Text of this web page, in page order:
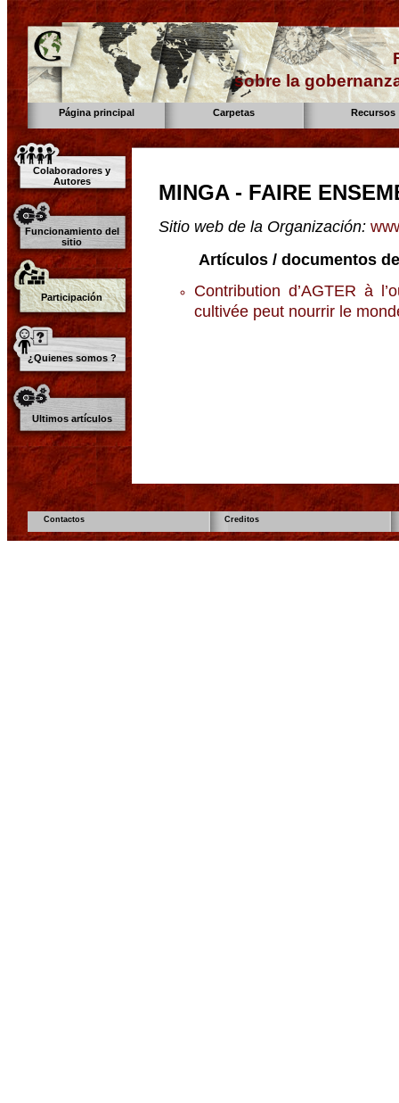
sobre la
Página principal Carpetas Recursos
Colaboradores y
Autores
Funcionamiento del
sitio
Participación
¿Quienes somos ?
Ultimos artículos
MINGA - FAIRE
Sitio web de la Organización:
Artículos / documentos
Contribution d’AGTER à
cultivée peut nourrir le
Contactos Creditos